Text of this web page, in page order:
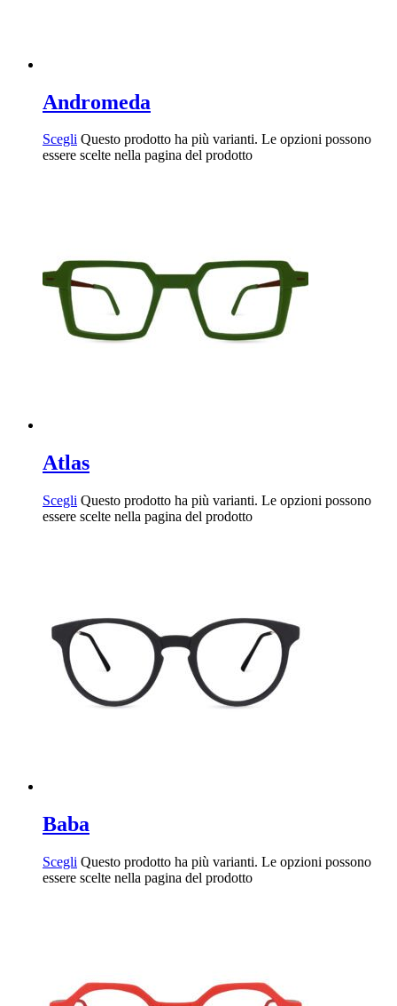
Andromeda
Scegli Questo prodotto ha più varianti. Le opzioni possono
essere scelte nella pagina del prodotto
Atlas
Scegli Questo prodotto ha più varianti. Le opzioni possono
essere scelte nella pagina del prodotto
Baba
Scegli Questo prodotto ha più varianti. Le opzioni possono
essere scelte nella pagina del prodotto